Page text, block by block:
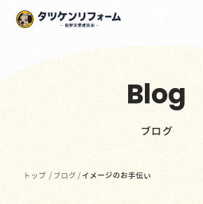
Blog
ブログ
トップ / ブログ / イメージのお手伝い